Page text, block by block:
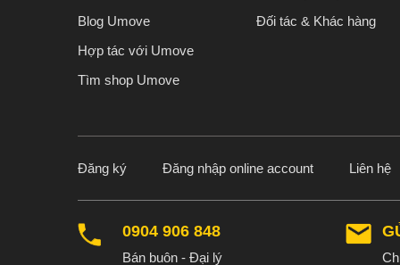
Blog Umove
Hợp tác với Umove
Tìm shop Umove
Đối tác & Khác hàng
Đăng ký Đăng nhập online account Liên hệ
0904 906 848
Bán buôn - Đại lý